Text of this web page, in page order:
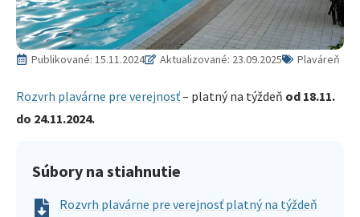
Publikované: 15.11.2024 Aktualizované: 23.09.2025 Plaváreň
Rozvrh plavárne pre verejnosť– platný na týždeň od 18.11.
do 24.11.2024.
Súbory na stiahnutie
Rozvrh plavárne pre verejnosť platný na týždeň